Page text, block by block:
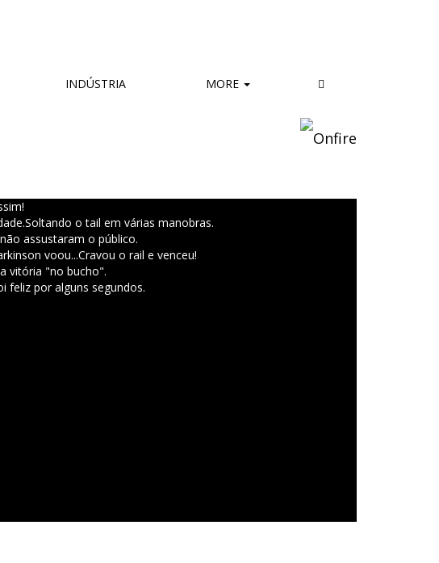
INDÚSTRIA MORE
Soltando o tail em várias manobras.
assustaram o público.
voou...Cravou o rail e venceu!
vitória "no bucho".
feliz por alguns segundos.